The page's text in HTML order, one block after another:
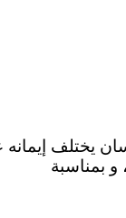
يختلف
و بمناسبة